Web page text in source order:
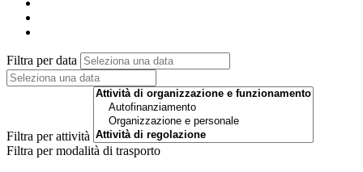
Filtra per data
Filtra per attività
Filtra per modalità di trasporto